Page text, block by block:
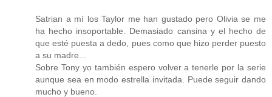
Satrian a mí los Taylor me han gustado pero Olivia se me
ha hecho insoportable. Demasiado cansina y el hecho de
que esté puesta a dedo, pues como que hizo perder puesto
a su madre...
Sobre Tony yo también espero volver a tenerle por la serie
aunque sea en modo estrella invitada. Puede seguir dando
mucho y bueno.